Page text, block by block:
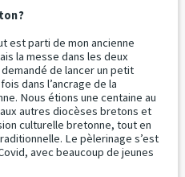
?
est parti de mon ancienne
la messe dans les deux
de lancer un petit
dans l’ancrage de la
Nous étions une centaine au
autres diocèses bretons et
culturelle bretonne, tout en
Le pèlerinage s’est
avec beaucoup de jeunes